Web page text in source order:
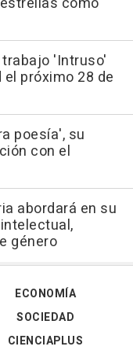
'Intruso'
próximo 28 de
poesía', su
con el
abordará en su
género
ECONOMÍA
SOCIEDAD
CIENCIAPLUS